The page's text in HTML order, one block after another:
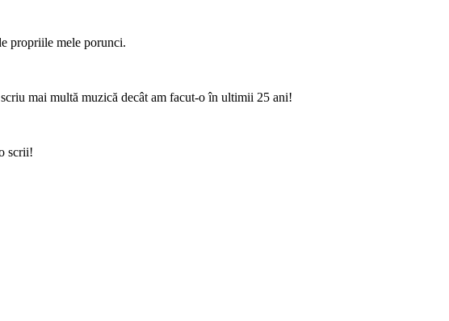
propriile mele porunci.
mai multă muzică decât am facut-o în ultimii 25 ani!
scrii!